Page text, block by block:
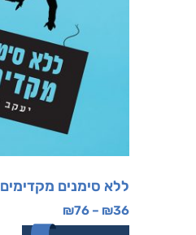
ללא סימנים מקדימים
₪36
–
₪76